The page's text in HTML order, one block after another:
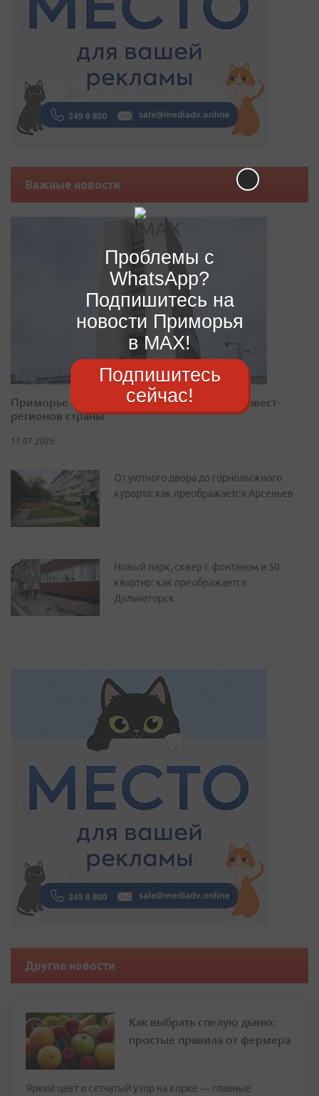
Важные новости
Приморье закрепилось в десятке лучших инвест-
регионов страны
17.07.2026
От уютного двора до горнолыжного
курорта: как преображается Арсеньев
Новый парк, сквер с фонтаном и 50
квартир: как преображается
Дальнегорск
Другие новости
Как выбрать спелую дыню:
простые правила от фермера
Яркий цвет и сетчатый узор на корке — главные
Проблемы с
WhatsApp?
Подпишитесь на
новости Приморья
в MAX!
Подпишитесь
сейчас!